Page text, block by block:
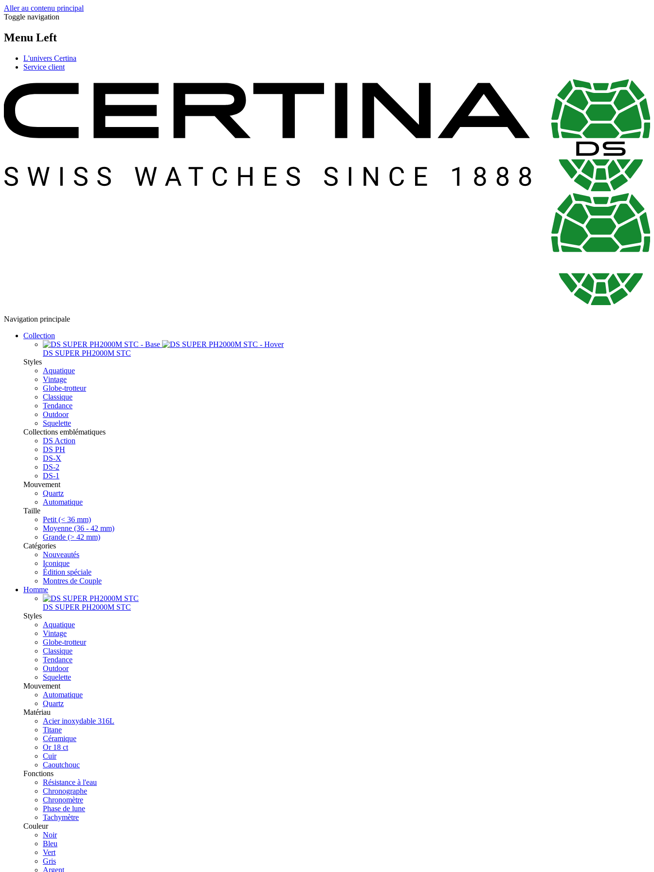
Aller au contenu principal
Toggle navigation
Menu Left
L'univers Certina
Service client
Navigation principale
Collection
DS SUPER PH2000M STC
Styles
Aquatique
Vintage
Globe-trotteur
Classique
Tendance
Outdoor
Squelette
Collections emblématiques
DS Action
DS PH
DS-X
DS-2
DS-1
Mouvement
Quartz
Automatique
Taille
Petit (< 36 mm)
Moyenne (36 - 42 mm)
Grande (> 42 mm)
Catégories
Nouveautés
Iconique
Édition spéciale
Montres de Couple
Homme
DS SUPER PH2000M STC
Styles
Aquatique
Vintage
Globe-trotteur
Classique
Tendance
Outdoor
Squelette
Mouvement
Automatique
Quartz
Matériau
Acier inoxydable 316L
Titane
Céramique
Or 18 ct
Cuir
Caoutchouc
Fonctions
Résistance à l'eau
Chronographe
Chronomètre
Phase de lune
Tachymètre
Couleur
Noir
Bleu
Vert
Gris
Argent